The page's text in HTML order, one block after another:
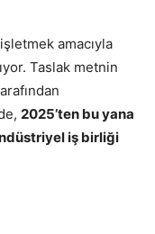
amacıyla
Taslak metnin
2025’ten bu yana
iş birliği